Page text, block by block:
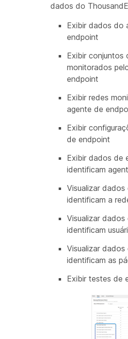
dados do
Exibir dados do
endpoint
Exibir conjuntos
monitorados
endpoint
Exibir redes
agente de
Exibir
de endpoint
Exibir dados de
identificam
Visualizar
identificam a
Visualizar
identificam
Visualizar
identificam as
Exibir testes de